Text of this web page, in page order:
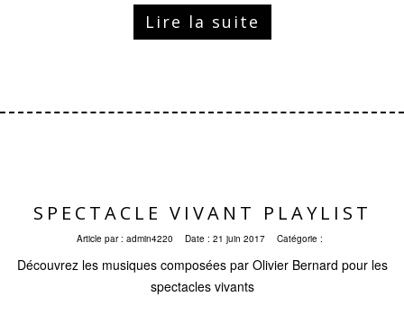
Lire la suite
SPECTACLE VIVANT PLAYLIST
Article par : admin4220 Date : 21 juin 2017 Catégorie :
Découvrez les musiques composées par Olivier Bernard pour les
spectacles vivants